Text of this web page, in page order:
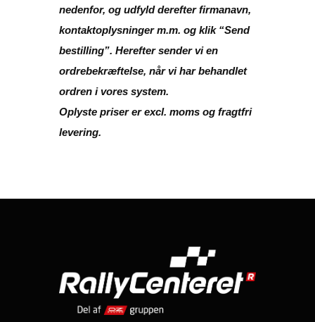
nedenfor, og udfyld derefter firmanavn,
kontaktoplysninger m.m. og klik “Send
bestilling”. Herefter sender vi en
ordrebekræftelse, når vi har behandlet
ordren i vores system.
Oplyste priser er excl. moms og fragtfri
levering.